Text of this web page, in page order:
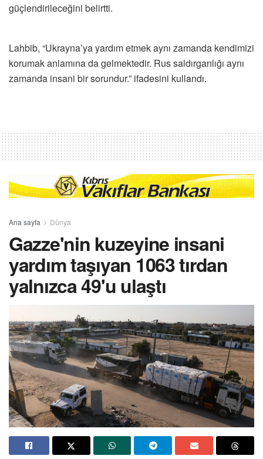
güçlendirileceğini belirtti.
Lahbib, “Ukrayna’ya yardım etmek aynı zamanda kendimizi
korumak anlamına da gelmektedir. Rus saldırganlığı aynı
zamanda insani bir sorundur.” ifadesini kullandı.
Ana sayfa Dünya
Gazze'nin kuzeyine insani
yardım taşıyan 1063 tırdan
yalnızca 49'u ulaştı